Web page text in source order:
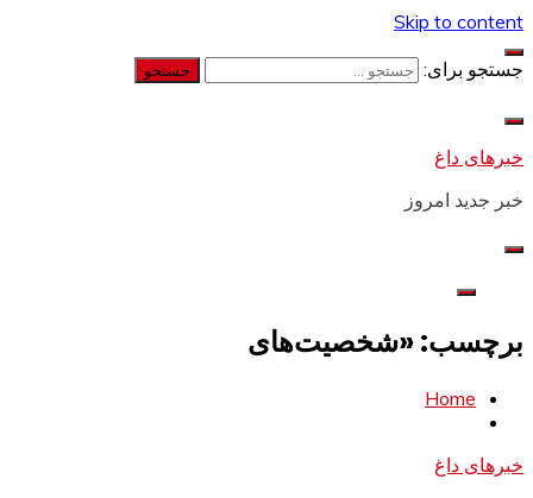
Skip to content
جستجو برای:
خبرهای داغ
خبر جدید امروز
برچسب: «شخصیت‌های
Home
خبرهای داغ